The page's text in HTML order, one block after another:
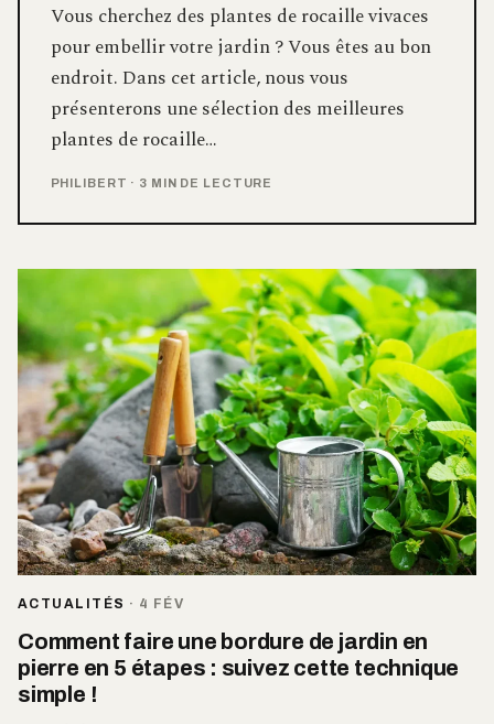
Vous cherchez des plantes de rocaille vivaces
pour embellir votre jardin ? Vous êtes au bon
endroit. Dans cet article, nous vous
présenterons une sélection des meilleures
plantes de rocaille…
PHILIBERT · 3 MIN DE LECTURE
ACTUALITÉS · 4 FÉV
Comment faire une bordure de jardin en
pierre en 5 étapes : suivez cette technique
simple !